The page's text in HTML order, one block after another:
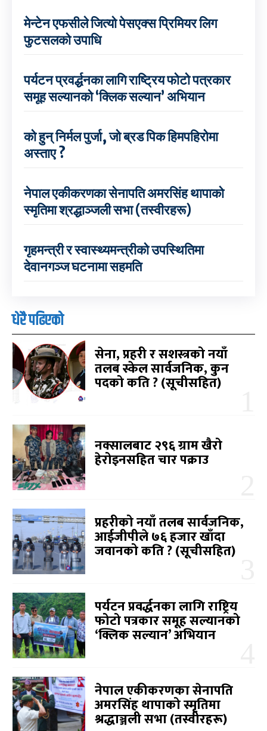
मेन्टेन एफसीले जित्यो पेसएक्स प्रिमियर लिग
फुटसलको उपाधि
पर्यटन प्रवर्द्धनका लागि राष्ट्रिय फोटो पत्रकार
समूह सल्यानको ‘क्लिक सल्यान’ अभियान
को हुन् निर्मल पुर्जा, जो ब्रड पिक हिमपहिरोमा
अस्ताए ?
नेपाल एकीकरणका सेनापति अमरसिंह थापाको
स्मृतिमा श्रद्धाञ्जली सभा (तस्वीरहरू)
गृहमन्त्री र स्वास्थ्यमन्त्रीको उपस्थितिमा
देवानगञ्ज घटनामा सहमति
धेरै पढिएको
सेना, प्रहरी र सशस्त्रको नयाँ
तलब स्केल सार्वजनिक, कुन
पदको कति ? (सूचीसहित)
नक्सालबाट २९६ ग्राम खैरो
हेरोइनसहित चार पक्राउ
प्रहरीको नयाँ तलब सार्वजनिक,
आईजीपीले ७६ हजार खाँदा
जवानको कति ? (सूचीसहित)
पर्यटन प्रवर्द्धनका लागि राष्ट्रिय
फोटो पत्रकार समूह सल्यानको
‘क्लिक सल्यान’ अभियान
नेपाल एकीकरणका सेनापति
अमरसिंह थापाको स्मृतिमा
श्रद्धाञ्जली सभा (तस्वीरहरू)